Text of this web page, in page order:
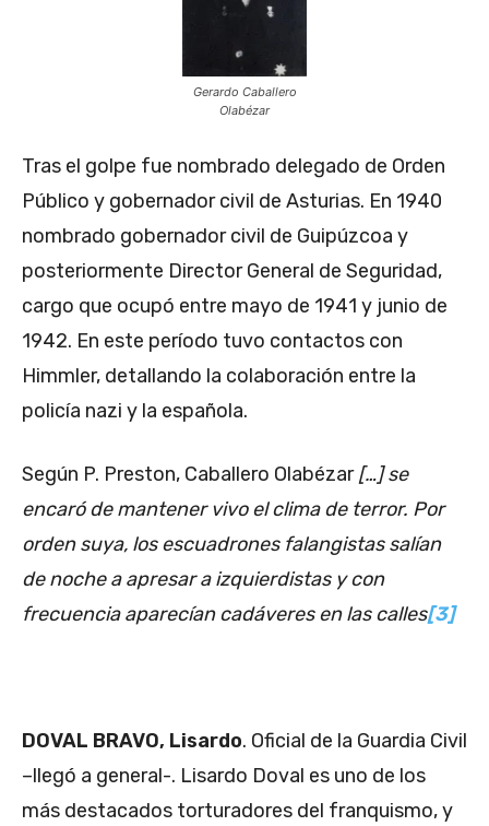
Gerardo Caballero
Olabézar
Tras el golpe fue nombrado delegado de Orden
Público y gobernador civil de Asturias. En 1940
nombrado gobernador civil de Guipúzcoa y
posteriormente Director General de Seguridad,
cargo que ocupó entre mayo de 1941 y junio de
1942. En este período tuvo contactos con
Himmler, detallando la colaboración entre la
policía nazi y la española.
Según P. Preston, Caballero Olabézar[…] se
encaró de mantener vivo el clima de terror. Por
orden suya, los escuadrones falangistas salían
de noche a apresar a izquierdistas y con
frecuencia aparecían cadáveres en las calles[3]
DOVAL BRAVO, Lisardo. Oficial de la Guardia Civil
–llegó a general-. Lisardo Doval es uno de los
más destacados torturadores del franquismo, y